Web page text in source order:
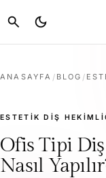
search dark_mode
ANASAYFA / BLOG /
ESTETIK DIŞ
Ofis Tipi
Nasıl